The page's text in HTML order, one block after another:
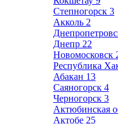
Степногорск 3
Акколь 2
Днепр 22
Новомосковск
Республика
Абакан 13
Саяногорск 4
Черногорск 3
Актюбинская
Актобе 25